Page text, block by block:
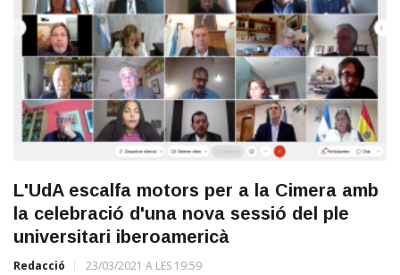
L'UdA escalfa motors per a la Cimera amb
la celebració d'una nova sessió del ple
universitari iberoamericà
Redacció 23/03/2021 A LES 19:59